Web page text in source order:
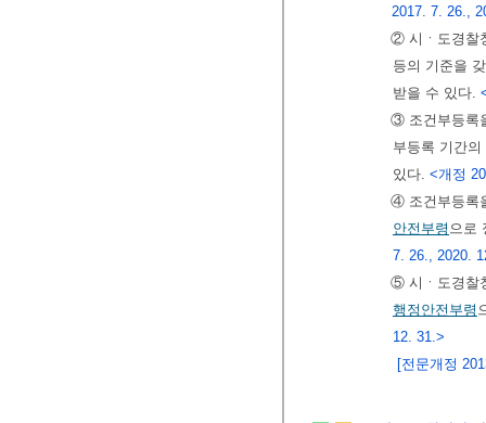
2017. 7. 26.,
② 시ㆍ도경찰
등의 기준을
받을 수 있다.
③ 조건부등록
부등록 기간
있다. <개정
④ 조건부등록
안전부령 으로
7. 26., 2020.
⑤ 시ㆍ도경찰
행정안전부령
12. 31.>
[전문개정